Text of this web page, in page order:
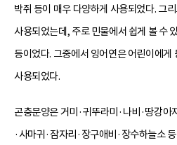
박쥐 등이 매우 다양하게 사용되었다. 그
사용되었는데, 주로 민물에서 쉽게 볼 수
등이었다. 그중에서 잉어연은 어린이에게
사용되었다.
곤충문양은 거미·귀뚜라미·나비·땅강아
·사마귀·잠자리·장구애비·장수하늘소